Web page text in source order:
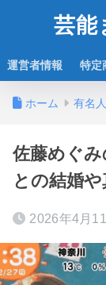
芸能
運営者情報 特定
ホーム 有名
佐藤めぐ
との結婚
2026年4月11